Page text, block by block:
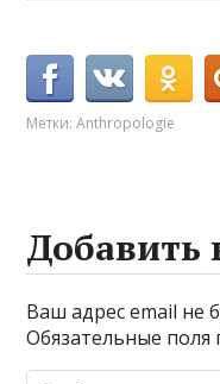
Метки:Anthropologie
Добавить
Ваш адрес email не
Обязательные